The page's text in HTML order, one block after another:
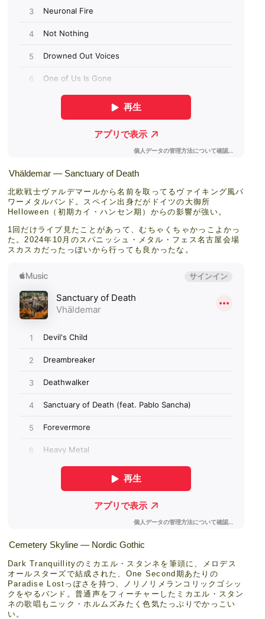
Vhäldemar — Sanctuary of Death
北欧戦士ヴァルデマールから名前を取ってるヴァイキング風パ
ワーメタルバンド。スペイン出身だがドイツの大御所
Helloween（初期カイ・ハンセン期）からの影響が強い。
1回だけライブ見たことがあって、むちゃくちゃかっこよかっ
た。2024年10月のスパニッシュ・メタル・フェス名古屋会場
スカスカだったっぽいから行っても良かったな。
Cemetery Skyline — Nordic Gothic
Dark Tranquillityのミカエル・スタンネを筆頭に、メロデス
オールスターズで結成された、One Second期あたりの
Paradise Lostっぽさを持つ、ノリノリメランコリックゴシッ
クをやるバンド。普通声をフィーチャーしたミカエル・スタン
ネの歌唱もニック・ホルムズみたく色気たっぷりでかっこい
い。